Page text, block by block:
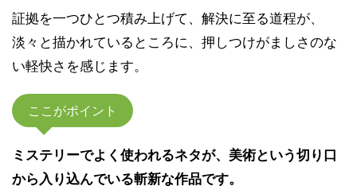
証拠を一つひとつ積み上げて、解決に至る道程が、
淡々と描かれているところに、押しつけがましさのな
い軽快さを感じます。
ここがポイント
ミステリーでよく使われるネタが、美術という切り口
から入り込んでいる斬新な作品です。